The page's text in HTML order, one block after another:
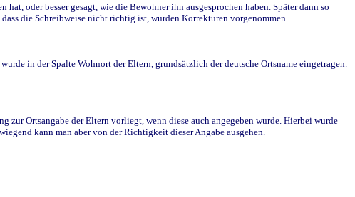
oder besser gesagt, wie die Bewohner ihn ausgesprochen haben. Später dann so
die Schreibweise nicht richtig ist, wurden Korrekturen vorgenommen.
in der Spalte Wohnort der Eltern, grundsätzlich der deutsche Ortsname eingetragen.
zur Ortsangabe der Eltern vorliegt, wenn diese auch angegeben wurde. Hierbei wurde
kann man aber von der Richtigkeit dieser Angabe ausgehen.